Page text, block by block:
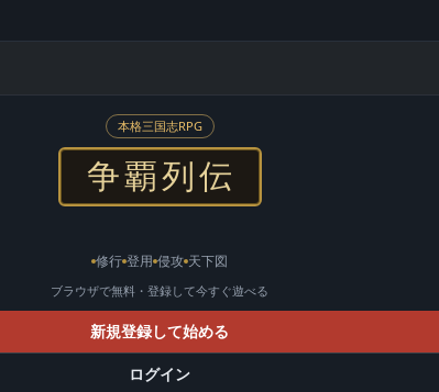
本格三国志RPG
争覇列伝
修行 登用 侵攻 天下図
ブラウザで無料・登録して今すぐ遊べる
新規登録して始める
ログイン